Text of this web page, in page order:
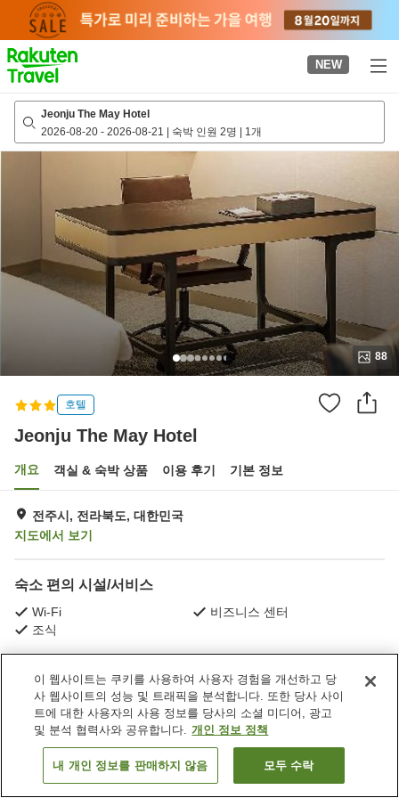
page
NEW
Jeonju The May Hotel
2026-08-20 - 2026-08-21 | 숙박 인원 2명 | 1개
88
호텔
Jeonju The May Hotel
개요 객실 & 숙박 상품 이용 후기 기본 정보
전주시, 전라북도, 대한민국
지도에서 보기
숙소 편의 시설/서비스
Wi-Fi
비즈니스 센터
조식
대한민국 전라북도 전주시 Jeonju The May Hotel
객실 보기
이 웹사이트는 쿠키를 사용하여 사용자 경험을 개선하고 당
사 웹사이트의 성능 및 트래픽을 분석합니다. 또한 당사 사이
트에 대한 사용자의 사용 정보를 당사의 소셜 미디어, 광고
및 분석 협력사와 공유합니다. 개인 정보 정책
내 개인 정보를 판매하지 않음 모두 수락